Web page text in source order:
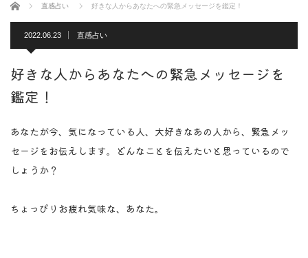
ホーム 直感占い 好きな人からあなたへの緊急メッセージを鑑定！
2022.06.23 直感占い
好きな人からあなたへの緊急メッセージを
鑑定！
あなたが今、気になっている人、大好きなあの人から、緊急メッ
セージをお伝えします。どんなことを伝えたいと思っているので
しょうか？
ちょっぴりお疲れ気味な、あなた。